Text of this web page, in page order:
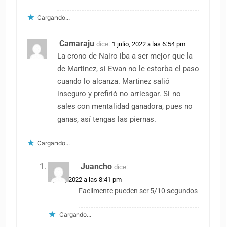
Cargando...
Camaraju dice: 1 julio, 2022 a las 6:54 pm
La crono de Nairo iba a ser mejor que la
de Martinez, si Ewan no le estorba el paso
cuando lo alcanza. Martinez salió
inseguro y prefirió no arriesgar. Si no
sales con mentalidad ganadora, pues no
ganas, así tengas las piernas.
Cargando...
Juancho dice:
1 julio, 2022 a las 8:41 pm
Facilmente pueden ser 5/10 segundos
Cargando...